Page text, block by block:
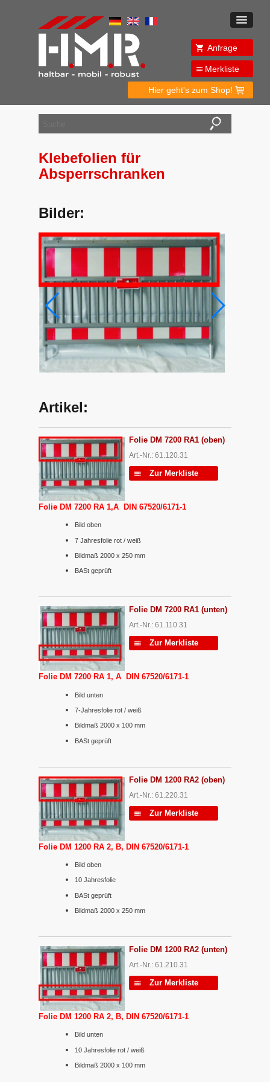
Anfrage
Merkliste
Hier geht's zum Shop!
Klebefolien für
Absperrschranken
Bilder:
Artikel:
Folie DM 7200 RA1 (oben)
Art.-Nr.: 61.120.31
Zur Merkliste
Folie DM 7200 RA 1,A DIN 67520/6171-1
Bild oben
7 Jahresfolie rot / weiß
Bildmaß 2000 x 250 mm
BASt geprüft
Folie DM 7200 RA1 (unten)
Art.-Nr.: 61.110.31
Zur Merkliste
Folie DM 7200 RA 1, A DIN 67520/6171-1
Bild unten
7-Jahresfolie rot / weiß
Bildmaß 2000 x 100 mm
BASt geprüft
Folie DM 1200 RA2 (oben)
Art.-Nr.: 61.220.31
Zur Merkliste
Folie DM 1200 RA 2, B, DIN 67520/6171-1
Bild oben
10 Jahresfolie
BASt geprüft
Bildmaß 2000 x 250 mm
Folie DM 1200 RA2 (unten)
Art.-Nr.: 61.210.31
Zur Merkliste
Folie DM 1200 RA 2, B, DIN 67520/6171-1
Bild unten
10 Jahresfolie rot / weiß
Bildmaß 2000 x 100 mm